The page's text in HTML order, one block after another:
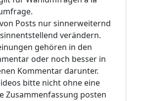
Posts nur sinnerweiternd
verändern.
gehören in den
oder noch besser in
Kommentar darunter.
bitte nicht ohne eine
Zusammenfassung posten